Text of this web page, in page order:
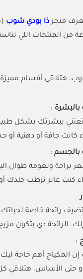
متجر ذا بودي شوب
من المنتجات اللي
هتلاقي أقسام
:
تعتني ببشرتك بشكل
كانت جافة أو دهنية أو
بالجسم :
براحة ونعومة طوال
كنت عايز ترطب جلدك
:
رائحة خاصة
الرائحة دي بتكون
:
إن المكياج أهم حاجة
حتى الأساس، هتلاقي